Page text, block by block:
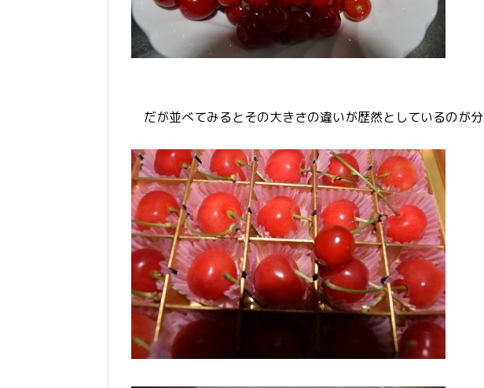
だが並べてみるとその大きさの違いが歴然としているのが分